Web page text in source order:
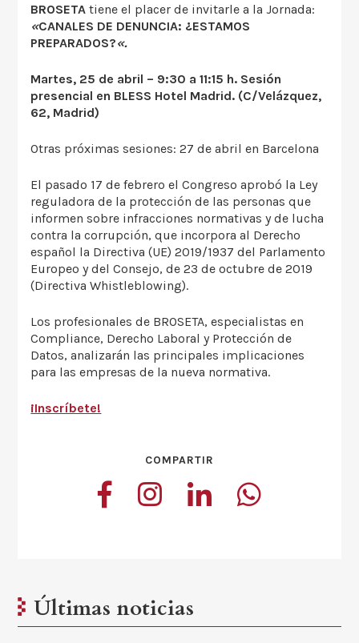
BROSETAtiene el placer de invitarle a la Jornada:
«CANALES DE DENUNCIA: ¿ESTAMOS
PREPARADOS?«.
Martes, 25 de abril – 9:30 a 11:15 h. Sesión
presencial en BLESS Hotel Madrid. (C/Velázquez,
62, Madrid)
Otras próximas sesiones: 27 de abril en Barcelona
El pasado 17 de febrero el Congreso aprobó la Ley
reguladora de la protección de las personas que
informen sobre infracciones normativas y de lucha
contra la corrupción, que incorpora al Derecho
español la Directiva (UE) 2019/1937 del Parlamento
Europeo y del Consejo, de 23 de octubre de 2019
(Directiva Whistleblowing).
Los profesionales de BROSETA, especialistas en
Compliance, Derecho Laboral y Protección de
Datos, analizarán las principales implicaciones
para las empresas de la nueva normativa.
¡Inscríbete!
COMPARTIR
Últimas noticias